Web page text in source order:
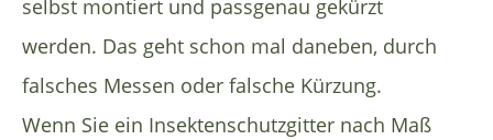
selbst montiert und passgenau gekürzt
werden. Das geht schon mal daneben, durch
falsches Messen oder falsche Kürzung.
Wenn Sie ein Insektenschutzgitter nach Maß